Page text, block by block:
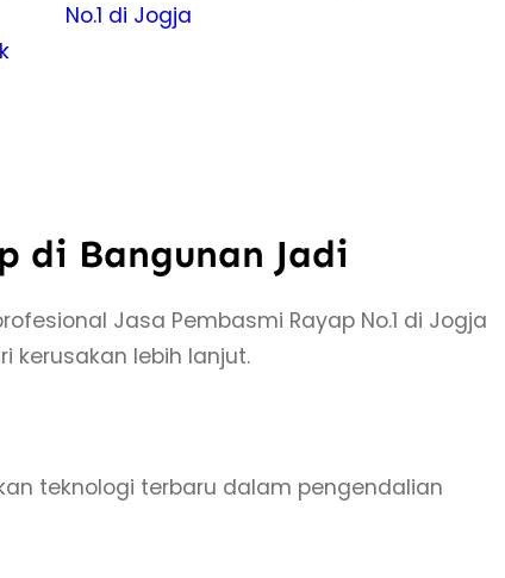
No.1 di Jogja
di Bangunan Jadi
Jasa Pembasmi Rayap No.1 di Jogja
kerusakan lebih lanjut.
teknologi terbaru dalam pengendalian